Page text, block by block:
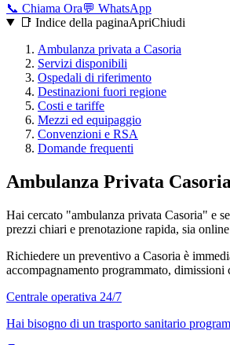
📞 Chiama Ora💬 WhatsApp
📑 Indice della paginaApriChiudi
Ambulanza privata a Casoria
Servizi disponibili
Ospedali di riferimento
Destinazioni fuori regione
Costi e tariffe
Mezzi ed equipaggio
Convenzioni e RSA
Domande frequenti
Ambulanza Privata
Hai cercato "ambulanza privata Casoria" e
prezzi chiari e prenotazione rapida, sia
Richiedere un preventivo a Casoria è
accompagnamento programmato,
Centrale operativa 24/7
Hai bisogno di un trasporto sanitario